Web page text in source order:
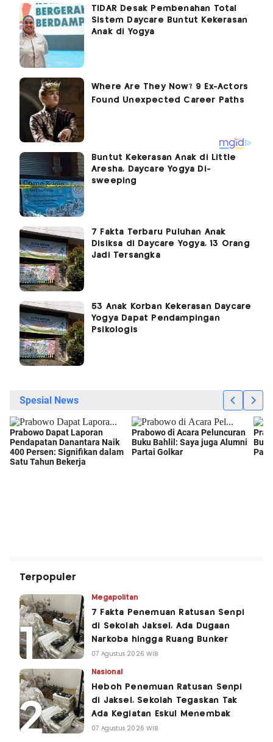
TIDAR Desak Pembenahan Total
Sistem Daycare Buntut Kekerasan
Anak di Yogya
Buntut Kekerasan Anak di Little
Aresha, Daycare Yogya Di-
sweeping
7 Fakta Terbaru Puluhan Anak
Disiksa di Daycare Yogya, 13 Orang
Jadi Tersangka
53 Anak Korban Kekerasan Daycare
Yogya Dapat Pendampingan
Psikologis
Terpopuler
Megapolitan
7 Fakta Penemuan Ratusan Senpi
di Sekolah Jaksel, Ada Dugaan
Narkoba hingga Ruang Bunker
07 Agustus 2026 WIB
Nasional
Heboh Penemuan Ratusan Senpi
di Jaksel, Sekolah Tegaskan Tak
Ada Kegiatan Eskul Menembak
07 Agustus 2026 WIB